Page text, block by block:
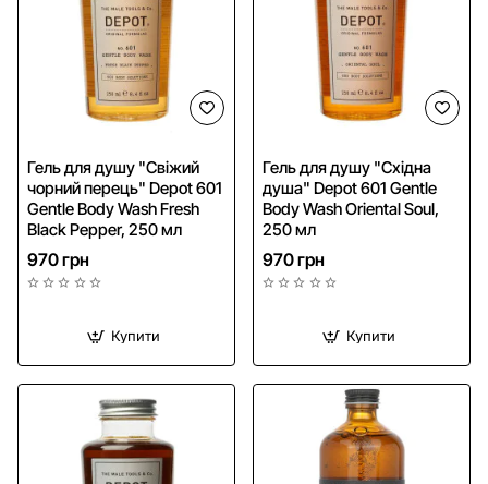
Гель для душу "Свіжий
чорний перець" Depot 601
Gentle Body Wash Fresh
Black Pepper, 250 мл
970 грн
Купити
Гель для душу "Східна
душа" Depot 601 Gentle
Body Wash Oriental Soul,
250 мл
970 грн
Купити